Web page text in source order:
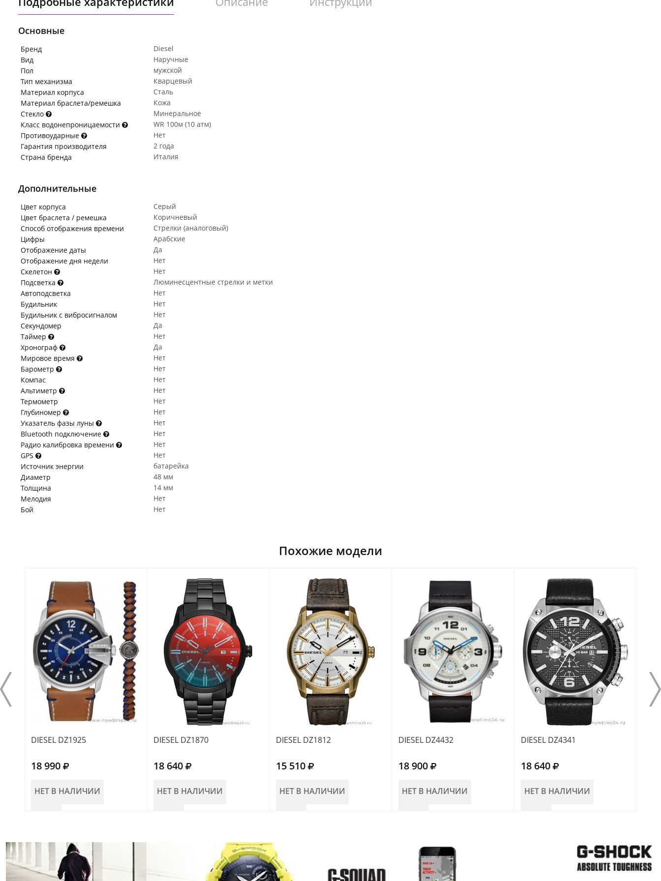
Основные
Бренд
Diesel
Вид
Наручные
Пол
мужской
Тип механизма
Кварцевый
Материал корпуса
Сталь
Материал браслета/ремешка
Кожа
Стекло
Минеральное
Класс водонепроницаемости
WR 100м (10 атм)
Противоударные
Нет
Гарантия производителя
2 года
Страна бренда
Италия
Дополнительные
Цвет корпуса
Серый
Цвет браслета / ремешка
Коричневый
Способ отображения времени
Стрелки (аналоговый)
Цифры
Арабские
Отображение даты
Да
Отображение дня недели
Нет
Скелетон
Нет
Подсветка
Люминесцентные стрелки и метки
Автоподсветка
Нет
Будильник
Нет
Будильник с вибросигналом
Нет
Секундомер
Да
Таймер
Нет
Хронограф
Да
Мировое время
Нет
Барометр
Нет
Компас
Нет
Альтиметр
Нет
Термометр
Нет
Глубиномер
Нет
Указатель фазы луны
Нет
Bluetooth подключение
Нет
Радио калибровка времени
Нет
GPS
Нет
Источник энергии
батарейка
Диаметр
48 мм
Толщина
14 мм
Мелодия
Нет
Бой
Нет
Похожие модели
DIESEL DZ1925
18 990
НЕТ В НАЛИЧИИ
DIESEL DZ1870
18 640
НЕТ В НАЛИЧИИ
DIESEL DZ1812
15 510
НЕТ В НАЛИЧИИ
DIESEL DZ4432
18 900
НЕТ В НАЛИЧИИ
DIESEL DZ4341
18 640
НЕТ В НАЛИЧИИ